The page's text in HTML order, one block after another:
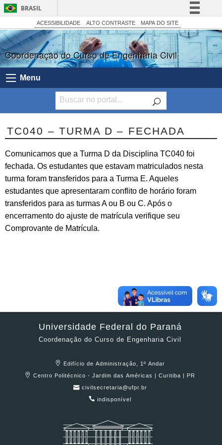
BRASIL
Simplifique!
Comunica BR
Participe
Acesso à informação
Canais
ACESSIBILIDADE ALTO CONTRASTE MAPA DO SITE
Coordenação do Curso de Engenharia Civil
Menu
TC040 – TURMA D – FECHADA
Comunicamos que a Turma D da Disciplina TC040 foi
fechada. Os estudantes que estavam matriculados nesta
turma foram transferidos para a Turma E. Aqueles
estudantes que apresentaram conflito de horário foram
transferidos para as turmas A ou B ou C. Após o
encerramento do ajuste de matrícula verifique seu
Comprovante de Matrícula.
Universidade Federal do Paraná
Coordenação do Curso de Engenharia Civil
Edifício de Administração, 1º Andar
Centro Politécnico - Jardim das Américas | Curitiba | PR
civilsecretaria@ufpr.br
indisponível